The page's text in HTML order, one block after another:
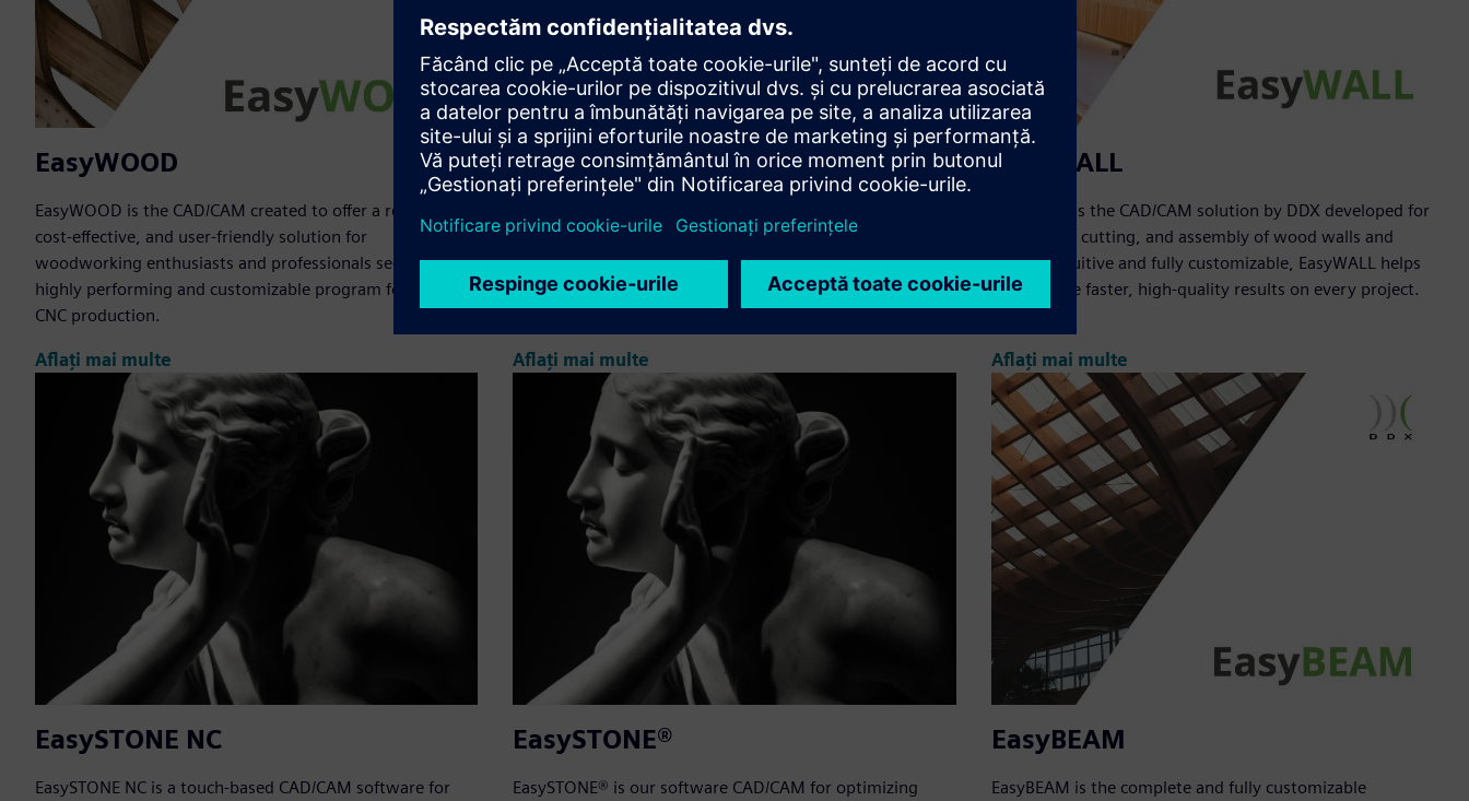
EasyWOOD
EasyWOOD is the CAD/CAM created to offer a reliable,
cost-effective, and user-friendly solution for
woodworking enthusiasts and professionals seeking a
highly performing and customizable program for their
CNC production.
Aflați mai multe
EasyWOOD NC
workflow? EasyWOOD NC is our touch-based CAD/CAM
software for woodworking CNC. Improve the efficiency of
your facility and the precision of every operation.
Aflați mai multe
EasyWALL
EasyWALL is the CAD/CAM solution by DDX developed for
the design, cutting, and assembly of wood walls and
panels. Intuitive and fully customizable, EasyWALL helps
you achieve faster, high-quality results on every project.
Aflați mai multe
EasySTONE NC
EasySTONE NC is a touch-based CAD/CAM software for
EasySTONE®
EasySTONE® is our software CAD/CAM for optimizing
EasyBEAM
EasyBEAM is the complete and fully customizable